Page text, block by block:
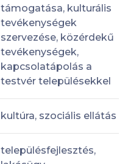
támogatása, kulturális
tevékenységek
szervezése, közérdekű
tevékenységek,
kapcsolatápolás a
testvér településekkel
kultúra, szociális ellátás
településfejlesztés,